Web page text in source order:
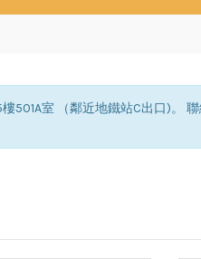
501A室 （鄰近地鐵站C出口